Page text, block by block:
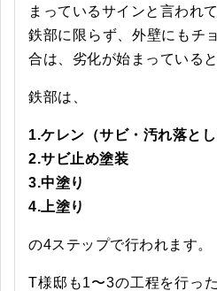
まっているサインと言われて
鉄部に限らず、外壁にもチ
合は、劣化が始まっている
鉄部は、
1.ケレン（サビ・汚れ落とし
2.サビ止め塗装
3.中塗り
4.上塗り
の4ステップで行われます。
T様邸も1〜3の工程を行っ